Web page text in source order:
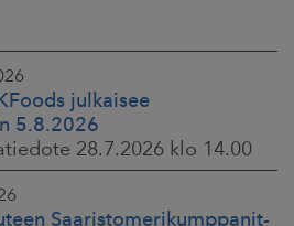
julkaisee
5.8.2026
28.7.2026 klo 14.00
Saaristomerikumppanit-